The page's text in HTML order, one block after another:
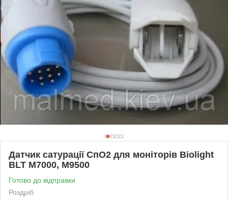
Датчик сатурації СпО2 для моніторів Biolight
BLT M7000, M9500
Готово до відправки
Роздріб